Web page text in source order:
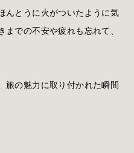
んとうに火がついたように気
での不安や疲れも忘れて、
旅の魅力に取り付かれた瞬間